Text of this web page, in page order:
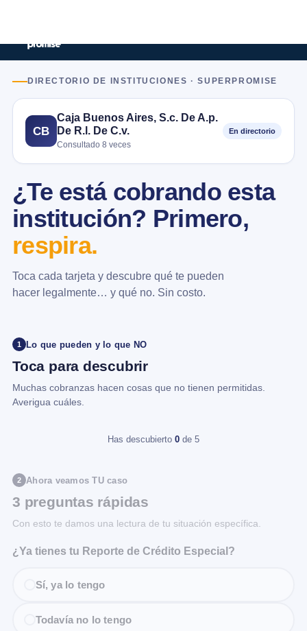
DIRECTORIO DE INSTITUCIONES · SUPERPROMISE
CB
Caja Buenos Aires, S.c. De A.p.
De R.l. De C.v.
Consultado 8 veces
En directorio
¿Te está cobrando esta
institución? Primero,
respira.
Toca cada tarjeta y descubre qué te pueden
hacer legalmente… y qué no. Sin costo.
1 Lo que pueden y lo que NO
Toca para descubrir
Muchas cobranzas hacen cosas que no tienen permitidas.
Averigua cuáles.
Has descubierto 0 de 5
2 Ahora veamos TU caso
3 preguntas rápidas
Con esto te damos una lectura de tu situación específica.
¿Ya tienes tu Reporte de Crédito Especial?
Sí, ya lo tengo
Todavía no lo tengo